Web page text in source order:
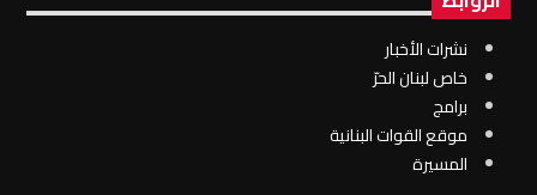
نشرات الأخبار
خاص لبنان الحرّ
برامج
موقع القوات البنانية
المسيرة